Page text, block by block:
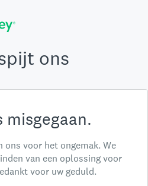
ons
misgegaan.
ons voor het ongemak. We
van een oplossing voor
voor uw geduld.